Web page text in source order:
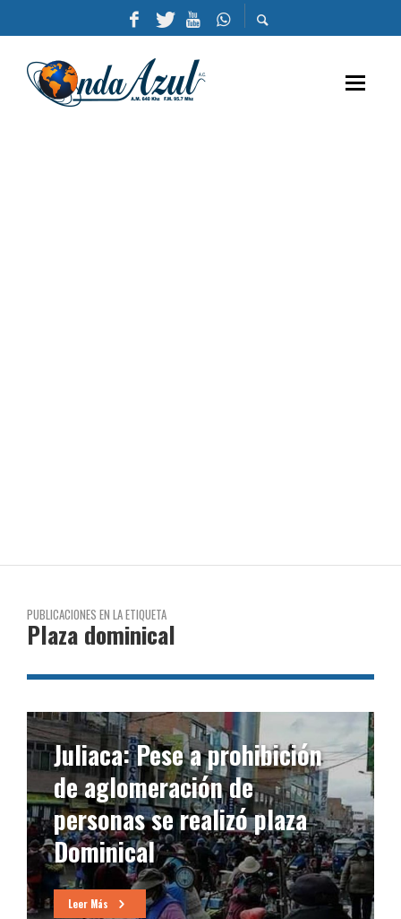
PUBLICACIONES EN LA ETIQUETA
Plaza dominical
Juliaca: Pese a prohibición
de aglomeración de
personas se realizó plaza
Dominical
Leer Más